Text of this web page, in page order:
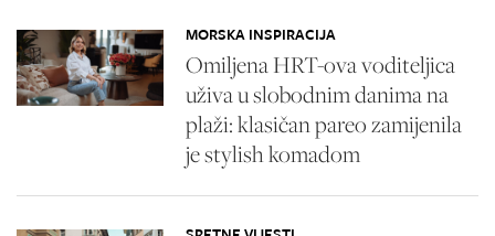
MORSKA INSPIRACIJA
Omiljena HRT-ova voditeljica
uživa u slobodnim danima na
plaži: klasičan pareo zamijenila
je stylish komadom